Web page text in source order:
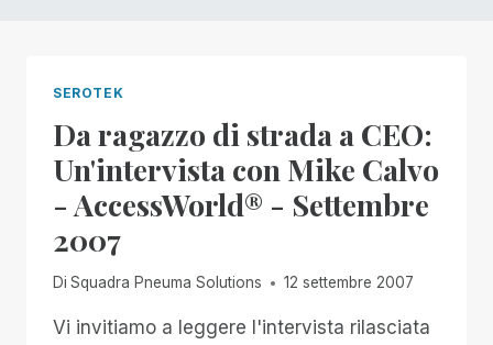
SEROTEK
Da ragazzo di strada a CEO:
Un'intervista con Mike Calvo
- AccessWorld® - Settembre
2007
Di Squadra Pneuma Solutions 12 settembre 2007
Vi invitiamo a leggere l'intervista rilasciata